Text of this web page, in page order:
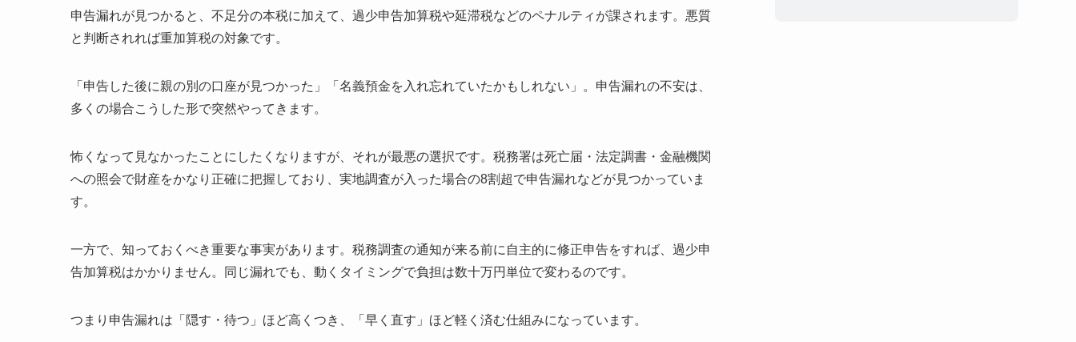
申告漏れが見つかると、不足分の本税に加えて、過少申告加算税や延滞税などのペナルティが課されます。悪質
と判断されれば重加算税の対象です。
「申告した後に親の別の口座が見つかった」「名義預金を入れ忘れていたかもしれない」。申告漏れの不安は、
多くの場合こうした形で突然やってきます。
怖くなって見なかったことにしたくなりますが、それが最悪の選択です。税務署は死亡届・法定調書・金融機関
への照会で財産をかなり正確に把握しており、実地調査が入った場合の8割超で申告漏れなどが見つかっていま
す。
一方で、知っておくべき重要な事実があります。税務調査の通知が来る前に自主的に修正申告をすれば、過少申
告加算税はかかりません。同じ漏れでも、動くタイミングで負担は数十万円単位で変わるのです。
つまり申告漏れは「隠す・待つ」ほど高くつき、「早く直す」ほど軽く済む仕組みになっています。
修正申告の4ステップ
自分でやるか税理士に頼むか
追加の納税資金が足りない場合
提出期限はないが、1日でも早く
払いすぎに気づいたら「更正の請求」
重加算税・刑事罰・時効｜「隠す」だけは選ばない
重加算税35〜40%の適用ライン
税務調査になった場合の対応の心得